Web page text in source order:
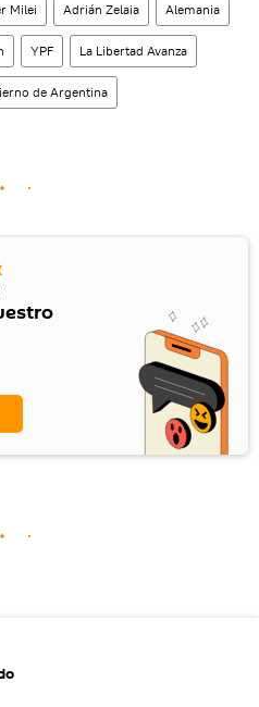
Milei Adrián Zelaia Alemania
YPF La Libertad Avanza
de Argentina